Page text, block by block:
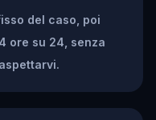
del caso, poi
ore su 24, senza